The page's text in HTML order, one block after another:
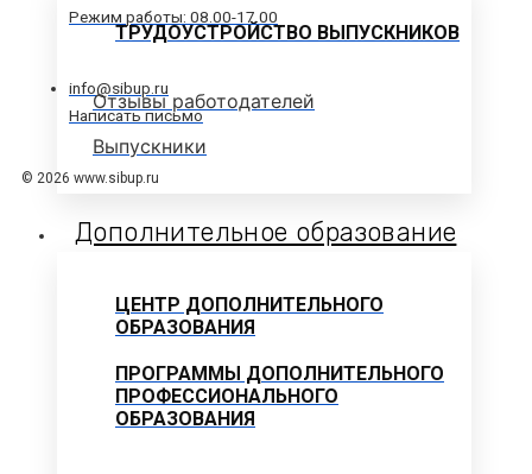
ТРУДОУСТРОЙСТВО ВЫПУСКНИКОВ
Отзывы работодателей
Выпускники
Дополнительное образование
ЦЕНТР ДОПОЛНИТЕЛЬНОГО
ОБРАЗОВАНИЯ
ПРОГРАММЫ ДОПОЛНИТЕЛЬНОГО
ПРОФЕССИОНАЛЬНОГО
ОБРАЗОВАНИЯ
Режим работы: 08.00-17.00
info@sibup.ru
Написать письмо
© 2026 www.sibup.ru